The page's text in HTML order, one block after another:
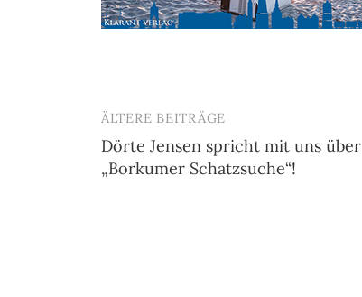
Beitragsnavigation
ÄLTERE BEITRÄGE
Dörte Jensen spricht mit uns über
„Borkumer Schatzsuche“!